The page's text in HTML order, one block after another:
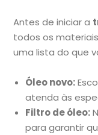
Antes de iniciar a
todos os
uma lista do que
Óleo novo:
atenda às
Filtro de óleo:
para garantir